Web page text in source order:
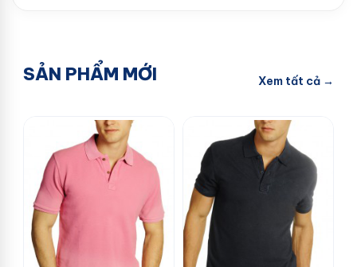
SẢN PHẨM MỚI Xem tất cả →